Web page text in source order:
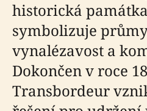
historická
symbolizuje
vynalézavost a
Dokončen v roce
Transbordeur